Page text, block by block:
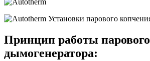
Принцип работы парового
дымогенератора: